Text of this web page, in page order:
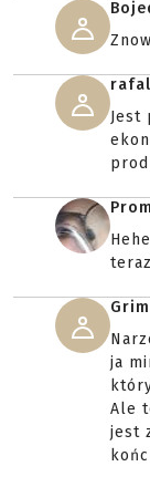
Jest
ja
Ale
jest